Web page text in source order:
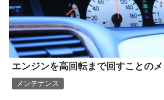
エンジンを高回転まで回すことの
メンテナンス